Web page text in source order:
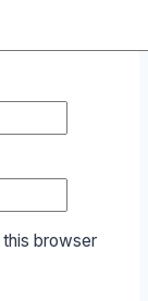
this browser